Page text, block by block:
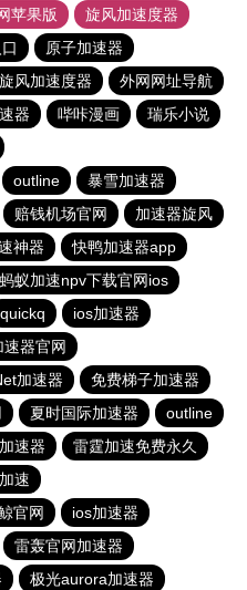
苹果版
旋风加速度器
原子加速器
旋风加速度器
外网网址导航
器 哔咔漫画
瑞乐小说
outline
暴雪加速器
赔钱机场官网
加速器旋风
神器
快鸭加速器app
蚂蚁加速npv下载官网ios
quickq
ios加速器
速器官网
加速器
免费梯子加速器
夏时国际加速器
outline
速器
雷霆加速免费永久
速
官网
ios加速器
雷轰官网加速器
极光aurora加速器